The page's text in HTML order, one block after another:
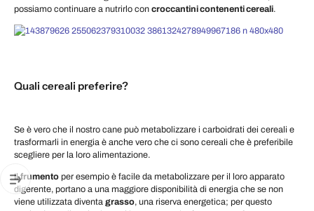
possiamo continuare a nutrirlo con croccantini contenenti cereali.
Quali cereali preferire?
Se è vero che il nostro cane può metabolizzare i carboidrati dei cereali e
trasformarli in energia è anche vero che ci sono cereali che è preferibile
scegliere per la loro alimentazione.
Ilfrumento per esempio è facile da metabolizzare per il loro apparato
digerente, portano a una maggiore disponibilità di energia che se non
viene utilizzata diventa grasso, una riserva energetica; per questo